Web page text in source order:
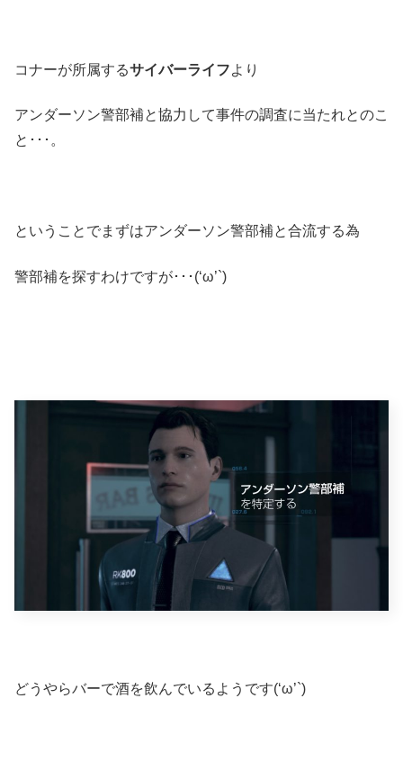
コナーが所属するサイバーライフより
アンダーソン警部補と協力して事件の調査に当たれとのこ
と･･･。
ということでまずはアンダーソン警部補と合流する為
警部補を探すわけですが･･･(‘ω’`)
どうやらバーで酒を飲んでいるようです(‘ω’`)